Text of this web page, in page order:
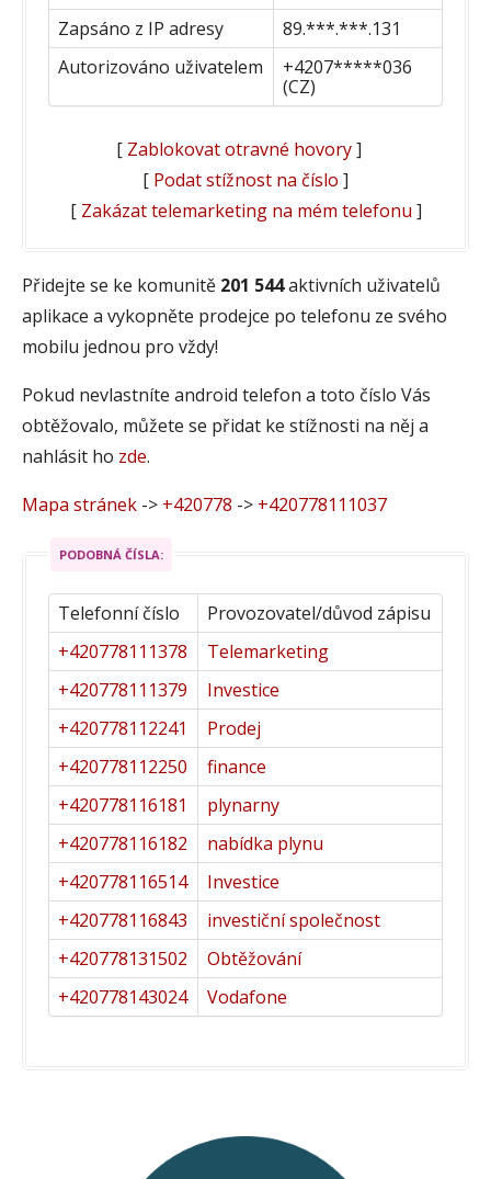
Zapsáno z IP adresy
89.***.***.131
Autorizováno uživatelem
+4207*****036
(CZ)
[ Zablokovat otravné hovory]
[ Podat stížnost na číslo ]
[ Zakázat telemarketing na mém telefonu ]
Přidejte se ke komunitě 201 544aktivních uživatelů
aplikace a vykopněte prodejce po telefonu ze svého
mobilu jednou pro vždy!
Pokud nevlastníte android telefon a toto číslo Vás
obtěžovalo, můžete se přidat ke stížnosti na něj a
nahlásit ho zde.
Mapa stránek -> +420778 -> +420778111037
PODOBNÁ ČÍSLA:
Telefonní číslo
Provozovatel/důvod zápisu
+420778111378
Telemarketing
+420778111379
Investice
+420778112241
Prodej
+420778112250
finance
+420778116181
plynarny
+420778116182
nabídka plynu
+420778116514
Investice
+420778116843
investiční společnost
+420778131502
Obtěžování
+420778143024
Vodafone